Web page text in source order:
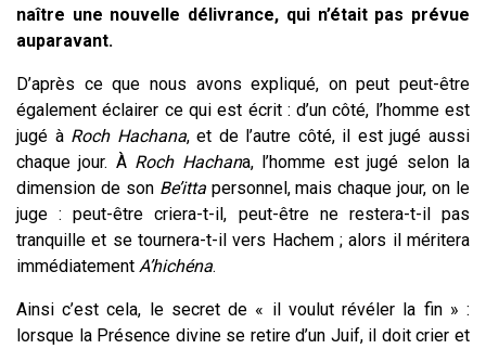
naître une nouvelle délivrance, qui n’était pas prévue
auparavant.
D’après ce que nous avons expliqué, on peut peut-être
également éclairer ce qui est écrit : d’un côté, l’homme est
jugé à Roch Hachana, et de l’autre côté, il est jugé aussi
chaque jour. À Roch Hachana, l’homme est jugé selon la
dimension de son Be’ittapersonnel, mais chaque jour, on le
juge : peut-être criera-t-il, peut-être ne restera-t-il pas
tranquille et se tournera-t-il vers Hachem ; alors il méritera
immédiatement A’hichéna.
Ainsi c’est cela, le secret de « il voulut révéler la fin » :
lorsque la Présence divine se retire d’un Juif, il doit crier et